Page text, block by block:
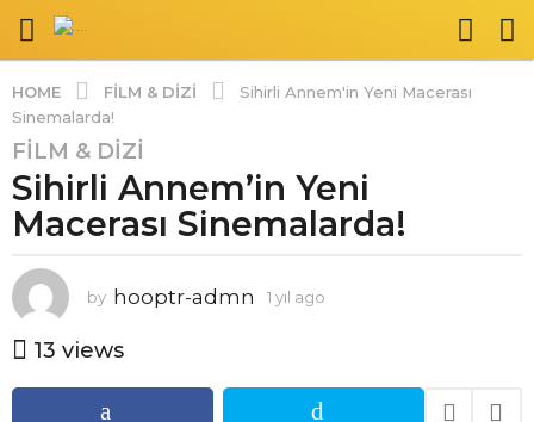
HOME FILM & DIZI
Sihirli Annem'in Yeni Macerası
Sinemalarda!
1
y
ı
l
g
o
1
FILM & DIZI
Sihirli Annem’in Yeni
Macerası Sinemalarda!
by hooptr-admn 1 yıl ago
a
13 views